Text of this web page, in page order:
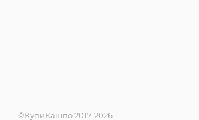
©КупиКашпо 2017-2026